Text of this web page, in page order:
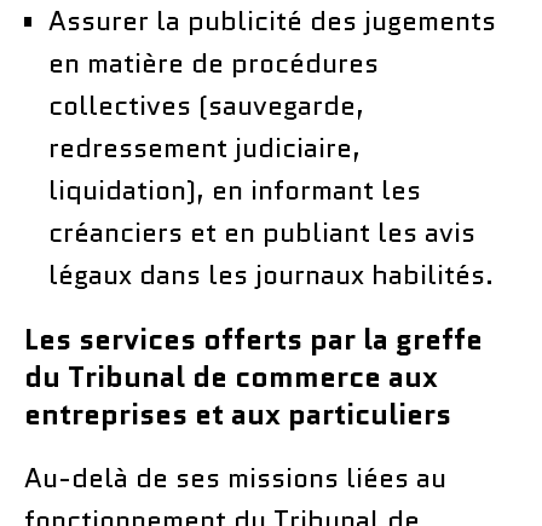
Assurer la publicité des jugements
en matière de procédures
collectives (sauvegarde,
redressement judiciaire,
liquidation), en informant les
créanciers et en publiant les avis
légaux dans les journaux habilités.
Les services offerts par la greffe
du Tribunal de commerce aux
entreprises et aux particuliers
Au-delà de ses missions liées au